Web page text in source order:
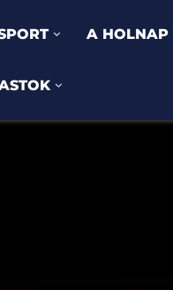
A HOLNAP